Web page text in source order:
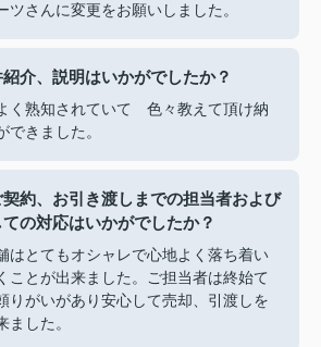
ツさんに変更をお願いしました。
介、説明はいかがでしたか？
く熟知されていて 色々教えて頂け納
きました。
約、お引き渡しまでの担当者および
の対応はいかがでしたか？
はとてもオシャレで心地よく落ち着い
ことが出来ました。ご担当者は終始て
りがいがあり安心して売却、引渡しを
ました。